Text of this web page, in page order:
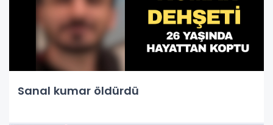
Sanal kumar öldürdü